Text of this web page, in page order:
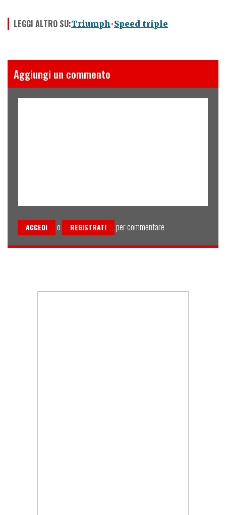
LEGGI ALTRO SU:Triumph Speed triple
Aggiungi un commento
ACCEDI o REGISTRATI per commentare